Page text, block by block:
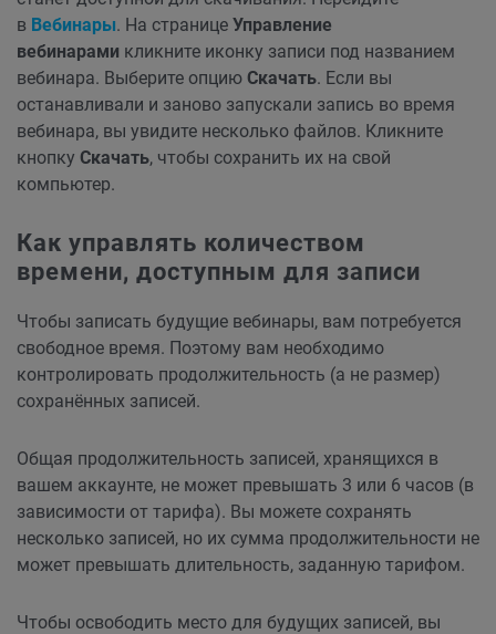
в Вебинары. На странице Управление
вебинарами кликните иконку записи под названием
вебинара. Выберите опцию Скачать. Если вы
останавливали и заново запускали запись во время
вебинара, вы увидите несколько файлов. Кликните
кнопку Скачать, чтобы сохранить их на свой
компьютер.
Как управлять количеством
времени, доступным для записи
Чтобы записать будущие вебинары, вам потребуется
свободное время. Поэтому вам необходимо
контролировать продолжительность (а не размер)
сохранённых записей.
Общая продолжительность записей, хранящихся в
вашем аккаунте, не может превышать 3 или 6 часов (в
зависимости от тарифа). Вы можете сохранять
несколько записей, но их сумма продолжительности не
может превышать длительность, заданную тарифом.
Чтобы освободить место для будущих записей, вы